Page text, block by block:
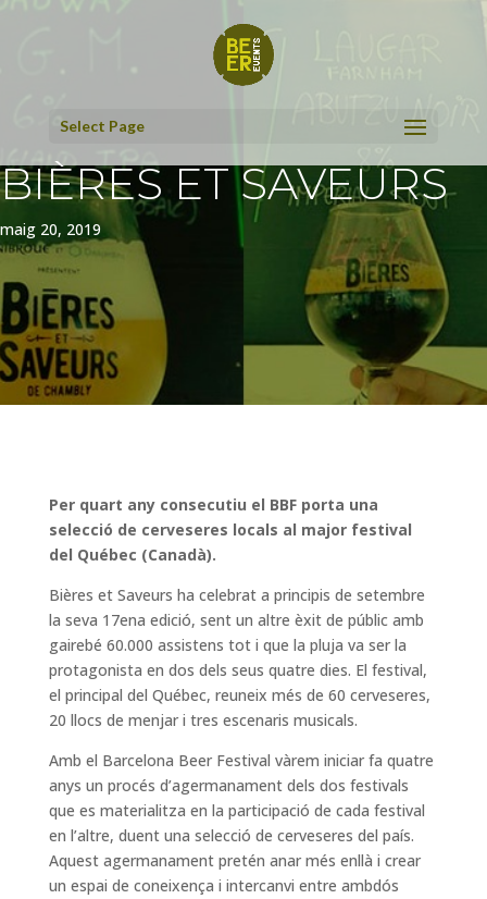
Select Page
BIÈRES ET SAVEURS
maig 20, 2019
Per quart any consecutiu el BBF porta una
selecció de cerveseres locals al major festival
del Québec (Canadà).
Bières et Saveurs ha celebrat a principis de setembre
la seva 17ena edició, sent un altre èxit de públic amb
gairebé 60.000 assistens tot i que la pluja va ser la
protagonista en dos dels seus quatre dies. El festival,
el principal del Québec, reuneix més de 60 cerveseres,
20 llocs de menjar i tres escenaris musicals.
Amb el Barcelona Beer Festival vàrem iniciar fa quatre
anys un procés d’agermanament dels dos festivals
que es materialitza en la participació de cada festival
en l’altre, duent una selecció de cerveseres del país.
Aquest agermanament pretén anar més enllà i crear
un espai de coneixença i intercanvi entre ambdós